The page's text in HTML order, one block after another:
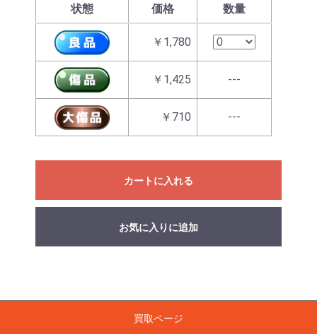
状態 価格 数量
￥1,780
￥1,425 ---
￥710 ---
カートに入れる
お気に入りに追加
買取ページ